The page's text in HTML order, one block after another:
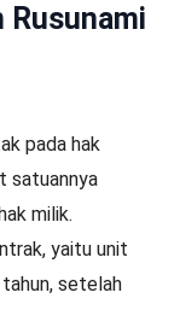
Rusunami
pada hak
satuannya
milik.
yaitu unit
setelah